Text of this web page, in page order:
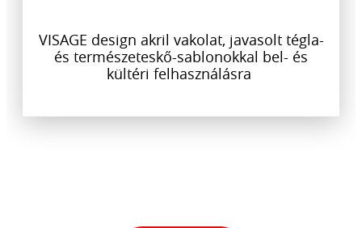
VISAGE design akril vakolat, javasolt tégla-
és természeteskő-sablonokkal bel- és
kültéri felhasználásra